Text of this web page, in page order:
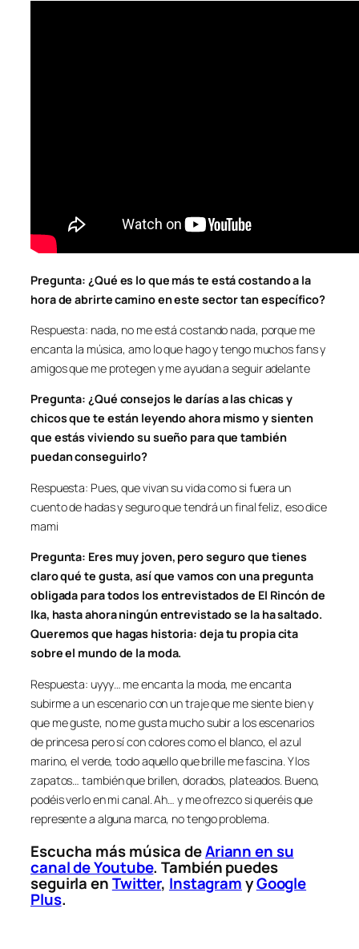
Pregunta: ¿Qué es lo que más te está costando a la
hora de abrirte camino en este sector tan específico?
Respuesta: nada, no me está costando nada, porque me
encanta la música, amo lo que hago y tengo muchos fans y
amigos que me protegen y me ayudan a seguir adelante
Pregunta: ¿Qué consejos le darías a las chicas y
chicos que te están leyendo ahora mismo y sienten
que estás viviendo su sueño para que también
puedan conseguirlo?
Respuesta: Pues, que vivan su vida como si fuera un
cuento de hadas y seguro que tendrá un final feliz, eso dice
mami
Pregunta: Eres muy joven, pero seguro que tienes
claro qué te gusta, así que vamos con una pregunta
obligada para todos los entrevistados de El Rincón de
Ika, hasta ahora ningún entrevistado se la ha saltado.
Queremos que hagas historia: deja tu propia cita
sobre el mundo de la moda.
Respuesta: uyyy… me encanta la moda, me encanta
subirme a un escenario con un traje que me siente bien y
que me guste, no me gusta mucho subir a los escenarios
de princesa pero sí con colores como el blanco, el azul
marino, el verde, todo aquello que brille me fascina. Y los
zapatos… también que brillen, dorados, plateados. Bueno,
podéis verlo en mi canal. Ah… y me ofrezco si queréis que
represente a alguna marca, no tengo problema.
Escucha más música deAriann en su
canal de Youtube. También puedes
seguirla enTwitter, InstagramyGoogle
Plus.